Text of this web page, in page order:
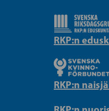
RKP:n
RKP:n